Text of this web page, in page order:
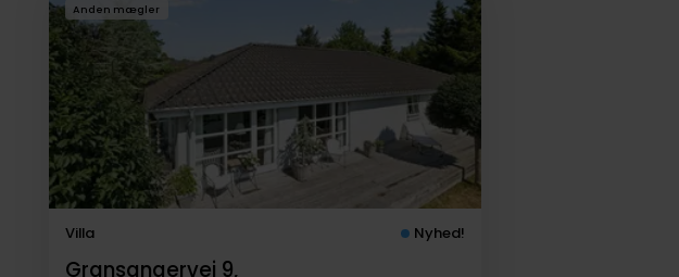
Anden mægler
Villa Nyhed!
Gransangervej 9,